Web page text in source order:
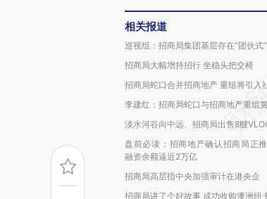
相关报道
巡视组：招商局集团基层存在“团伙式
招商局大幅增持招行 坐稳头把交椅
招商局蛇口合并招商地产 重组将引入
李建红：招商局蛇口与招商地产重组
淡水河谷向中远、招商局出售8艘
盘前必读：招商地产确认招商局正
融资余额逼近2万亿
招商局高层指中央加强审计在港央企
招商局讲了个好故事 成功收购澳洲纽